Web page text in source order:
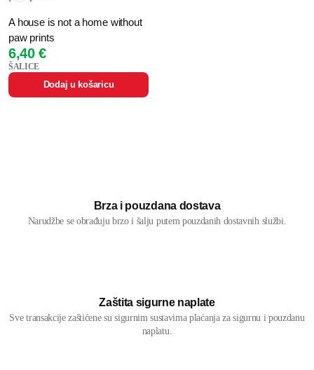
A house is not a home without
paw prints
6,40 €
ŠALICE
Dodaj u košaricu
Brza i pouzdana dostava
Narudžbe se obrađuju brzo i šalju putem pouzdanih dostavnih službi.
Zaštita sigurne naplate
Sve transakcije zaštićene su sigurnim sustavima plaćanja za sigurnu i pouzdanu
naplatu.